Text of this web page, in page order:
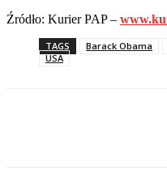
Źródło: Kurier PAP –
TAGS Barack Obama
USA